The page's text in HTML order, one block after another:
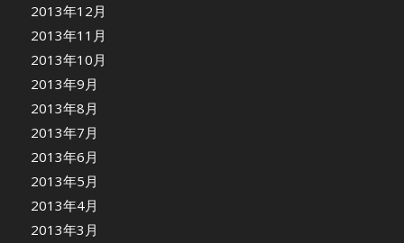
2013年12月
2013年11月
2013年10月
2013年9月
2013年8月
2013年7月
2013年6月
2013年5月
2013年4月
2013年3月